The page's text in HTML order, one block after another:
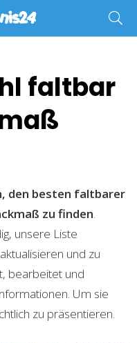
faltbar
den besten faltbarer
zu finden.
unsere Liste
und zu
bearbeitet und
Um sie
zu präsentieren.